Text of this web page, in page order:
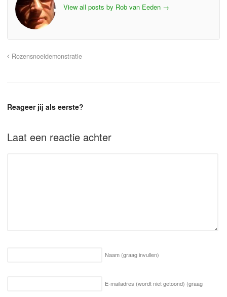
View all posts by Rob van Eeden →
Rozensnoeidemonstratie
Reageer jij als eerste?
Laat een reactie achter
Naam (graag invullen)
E-mailadres (wordt niet getoond) (graag